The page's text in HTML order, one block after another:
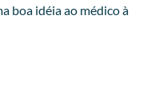
boa idéia ao médico à